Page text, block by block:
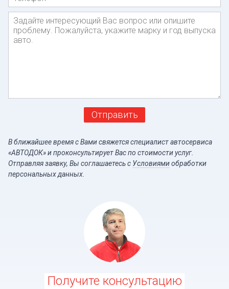
Сообщение
Отправить
В ближайшее время с Вами свяжется специалист автосервиса
«АВТОДОК» и проконсультирует Вас по стоимости услуг.
Отправляя заявку, Вы соглашаетесь c Условиямиобработки
персональных данных.
Получите консультацию